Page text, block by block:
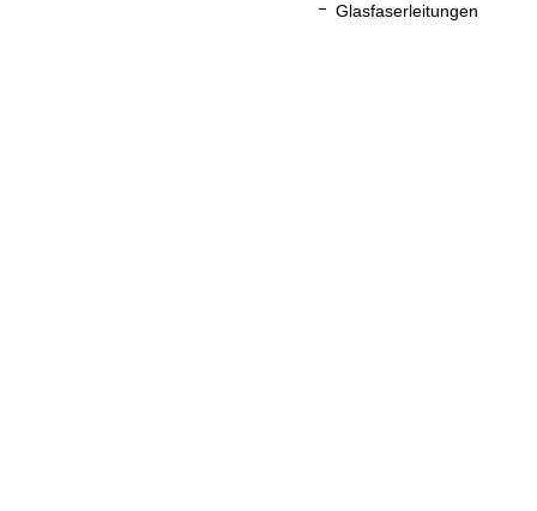
Glasfaserleitungen